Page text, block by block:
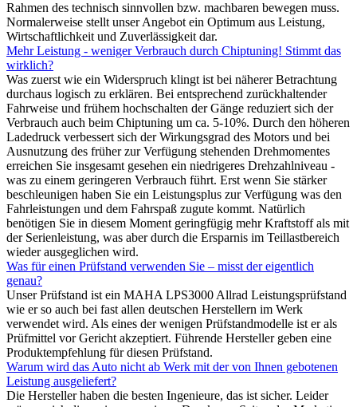
Rahmen des technisch sinnvollen bzw. machbaren bewegen muss.
Normalerweise stellt unser Angebot ein Optimum aus Leistung,
Wirtschaftlichkeit und Zuverlässigkeit dar.
Mehr Leistung - weniger Verbrauch durch Chiptuning! Stimmt das
wirklich?
Was zuerst wie ein Widerspruch klingt ist bei näherer Betrachtung
durchaus logisch zu erklären. Bei entsprechend zurückhaltender
Fahrweise und frühem hochschalten der Gänge reduziert sich der
Verbrauch auch beim Chiptuning um ca. 5-10%. Durch den höheren
Ladedruck verbessert sich der Wirkungsgrad des Motors und bei
Ausnutzung des früher zur Verfügung stehenden Drehmomentes
erreichen Sie insgesamt gesehen ein niedrigeres Drehzahlniveau -
was zu einem geringeren Verbrauch führt. Erst wenn Sie stärker
beschleunigen haben Sie ein Leistungsplus zur Verfügung was den
Fahrleistungen und dem Fahrspaß zugute kommt. Natürlich
benötigen Sie in diesem Moment geringfügig mehr Kraftstoff als mit
der Serienleistung, was aber durch die Ersparnis im Teillastbereich
wieder ausgeglichen wird.
Was für einen Prüfstand verwenden Sie – misst der eigentlich
genau?
Unser Prüfstand ist ein MAHA LPS3000 Allrad Leistungsprüfstand
wie er so auch bei fast allen deutschen Herstellern im Werk
verwendet wird. Als eines der wenigen Prüfstandmodelle ist er als
Prüfmittel vor Gericht akzeptiert. Führende Hersteller geben eine
Produktempfehlung für diesen Prüfstand.
Warum wird das Auto nicht ab Werk mit der von Ihnen gebotenen
Leistung ausgeliefert?
Die Hersteller haben die besten Ingenieure, das ist sicher. Leider